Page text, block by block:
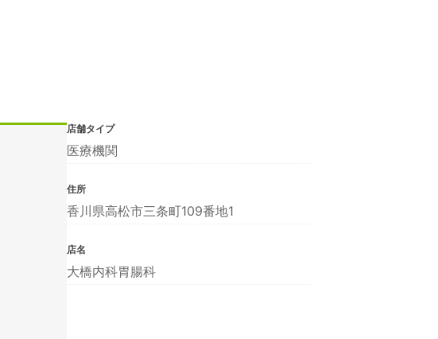
店舗タイプ
医療機関
住所
香川県高松市三条町109番地1
店名
大橋内科胃腸科